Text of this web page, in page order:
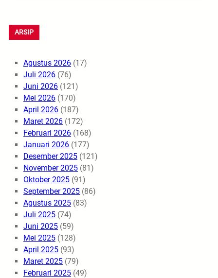
ARSIP
Agustus 2026 (17)
Juli 2026 (76)
Juni 2026 (121)
Mei 2026 (170)
April 2026 (187)
Maret 2026 (172)
Februari 2026 (168)
Januari 2026 (177)
Desember 2025 (121)
November 2025 (81)
Oktober 2025 (91)
September 2025 (86)
Agustus 2025 (83)
Juli 2025 (74)
Juni 2025 (59)
Mei 2025 (128)
April 2025 (93)
Maret 2025 (79)
Februari 2025 (49)